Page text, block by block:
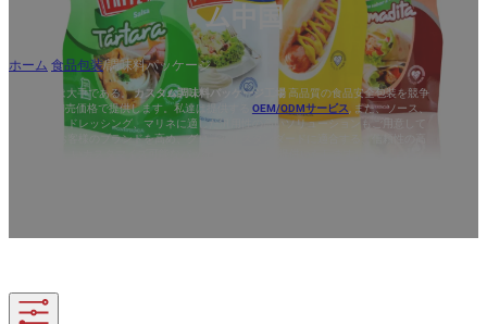
ム中国
ホーム 食品包装/調味料パッケージ
DQ PACKは大手である。カスタム調味料パッケージ工場高品質の食品安全包装を競争
力のある卸売価格で提供します。私達は提供する OEM/ODMサービス , また、ソース、
スパイス、ドレッシング、マリネに適した汎用性の高いソリューションもご用意して
います。お客様のブランドを高め、グローバルスタンダードに適合する、信頼性の高